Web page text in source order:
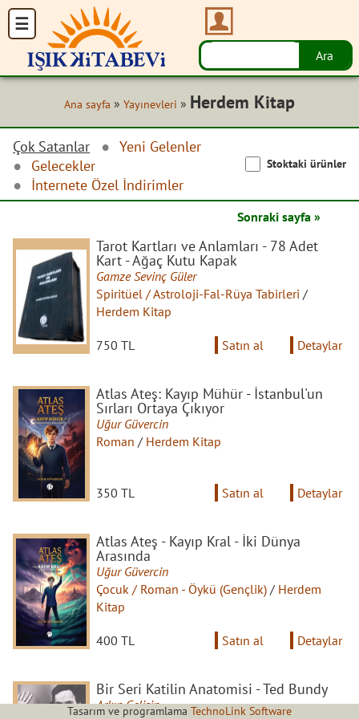
Ana sayfa » Yayınevleri » Herdem Kitap
Çok Satanlar
Yeni Gelenler
Gelecekler
İnternete Özel İndirimler
Stoktaki ürünler
Sonraki sayfa »
Tarot Kartları ve Anlamları - 78 Adet
Kart - Ağaç Kutu Kapak
Gamze Sevinç Güler
Spiritüel / Astroloji-Fal-Rüya Tabirleri /
Herdem Kitap
750 TL Satın al Detaylar
Atlas Ateş: Kayıp Mühür - İstanbul'un
Sırları Ortaya Çıkıyor
Uğur Güvercin
Roman / Herdem Kitap
350 TL Satın al Detaylar
Atlas Ateş - Kayıp Kral - İki Dünya
Arasında
Uğur Güvercin
Çocuk / Roman - Öykü (Gençlik) / Herdem
Kitap
400 TL Satın al Detaylar
Bir Seri Katilin Anatomisi - Ted Bundy
Arkın Gelişin
Tasarım ve programlama TechnoLink Software